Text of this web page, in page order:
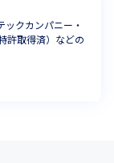
ックカンパニー・
許取得済）などの